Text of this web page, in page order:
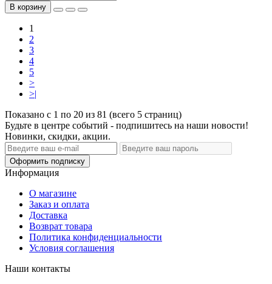
В корзину
1
2
3
4
5
>
>|
Показано с 1 по 20 из 81 (всего 5 страниц)
Будьте в центре событий - подпишитесь на наши новости!
Новинки, скидки, акции.
Оформить подписку
Информация
О магазине
Заказ и оплата
Доставка
Возврат товара
Политика конфиденциальности
Условия соглашения
Наши контакты